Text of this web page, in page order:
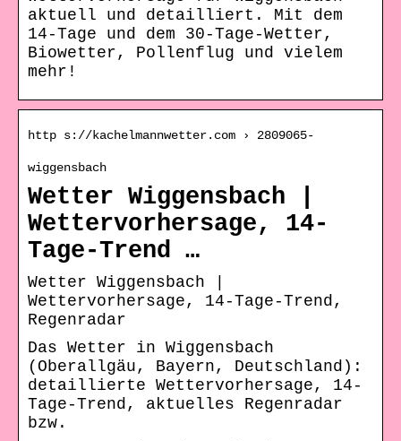
aktuell und detailliert. Mit dem
14-Tage und dem 30-Tage-Wetter,
Biowetter, Pollenflug und vielem
mehr!
http s://kachelmannwetter.com › 2809065-
wiggensbach
Wetter Wiggensbach |
Wettervorhersage, 14-
Tage-Trend …
Wetter Wiggensbach |
Wettervorhersage, 14-Tage-Trend,
Regenradar
Das Wetter in Wiggensbach
(Oberallgäu, Bayern, Deutschland):
detaillierte Wettervorhersage, 14-
Tage-Trend, aktuelles Regenradar
bzw.